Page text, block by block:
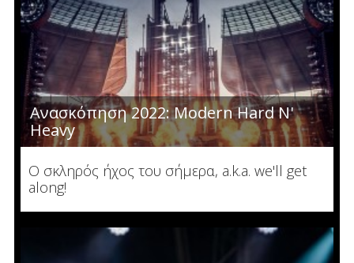
Ανασκόπηση 2022: Modern Hard N'
Heavy
Ο σκληρός ήχος του σήμερα, a.k.a. we'll get
along!